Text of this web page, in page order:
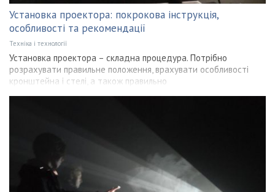
Установка проектора: покрокова інструкція,
особливості та рекомендації
Техніка і технології
Установка проектора – складна процедура. Потрібно
розрахувати правильне положення, врахувати особливості
кронштейна і стелі, а також правильно